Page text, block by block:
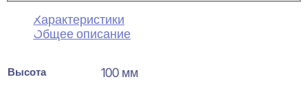
Характеристики
Общее описание
Высота 100 мм